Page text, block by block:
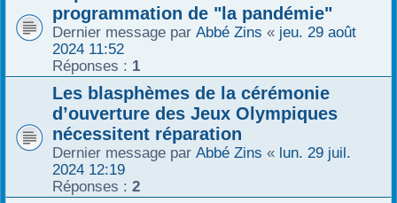
programmation de "la pandémie"
Dernier message par Abbé Zins « jeu. 29 août
2024 11:52
Réponses : 1
Les blasphèmes de la cérémonie
d’ouverture des Jeux Olympiques
nécessitent réparation
Dernier message par Abbé Zins « lun. 29 juil.
2024 12:19
Réponses : 2